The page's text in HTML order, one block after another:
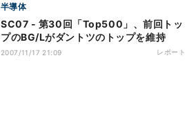
半導体
SC07 - 第30回「Top500」、前回トッ
プのBG/Lがダントツのトップを維持
2007/11/17 21:09 レポート